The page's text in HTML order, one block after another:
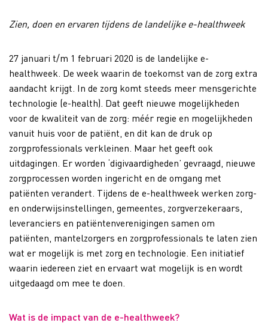
Zien, doen en ervaren tijdens de landelijke e-healthweek
27 januari t/m 1 februari 2020 is de landelijke e-
healthweek. De week waarin de toekomst van de zorg extra
aandacht krijgt. In de zorg komt steeds meer mensgerichte
technologie (e-health). Dat geeft nieuwe mogelijkheden
voor de kwaliteit van de zorg: méér regie en mogelijkheden
vanuit huis voor de patiënt, en dit kan de druk op
zorgprofessionals verkleinen. Maar het geeft ook
uitdagingen. Er worden ‘digivaardigheden’ gevraagd, nieuwe
zorgprocessen worden ingericht en de omgang met
patiënten verandert. Tijdens de e-healthweek werken zorg-
en onderwijsinstellingen, gemeentes, zorgverzekeraars,
leveranciers en patiëntenverenigingen samen om
patiënten, mantelzorgers en zorgprofessionals te laten zien
wat er mogelijk is met zorg en technologie. Een initiatief
waarin iedereen ziet en ervaart wat mogelijk is en wordt
uitgedaagd om mee te doen.
Wat is de impact van de e-healthweek?